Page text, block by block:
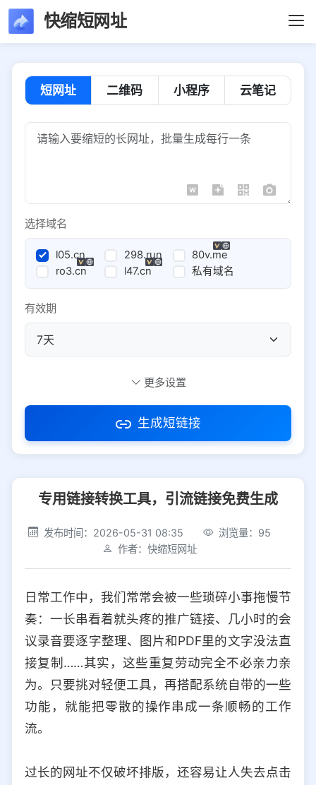
快缩短网址
短网址 二维码 小程序 云笔记
选择域名
l05.cn 298.run
80v.me
ro3.cn
l47.cn 私有域名
有效期
访问密码
社交平台 电商平台
选择防红平台类型，避免链接被拦截
iOS Android PC 其他
选择允许访问的平台类型
更多设置
生成短链接
专用链接转换工具，引流链接免费生成
发布时间：2026-05-31 08:35
浏览量：95
作者：快缩短网址
日常工作中，我们常常会被一些琐碎小事拖慢节
奏：一长串看着就头疼的推广链接、几小时的会
议录音要逐字整理、图片和PDF里的文字没法直
接复制……其实，这些重复劳动完全不必亲力亲
为。只要挑对轻便工具，再搭配系统自带的一些
功能，就能把零散的操作串成一条顺畅的工作
流。
过长的网址不仅破坏排版，还容易让人失去点击